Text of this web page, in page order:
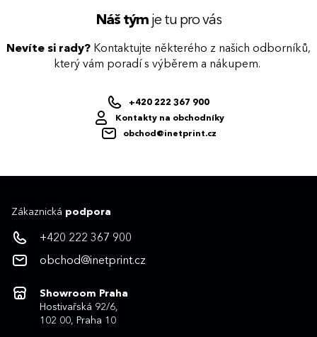
Náš týmje tu pro vás
Nevíte si rady? Kontaktujte některého z našich odborníků,
který vám poradí s výběrem a nákupem.
+420 222 367 900
Kontakty na obchodníky
obchod@inetprint.cz
Zákaznická podpora
+420 222 367 900
obchod@inetprint.cz
Showroom Praha
Hostivařská 92/6,
102 00, Praha 10